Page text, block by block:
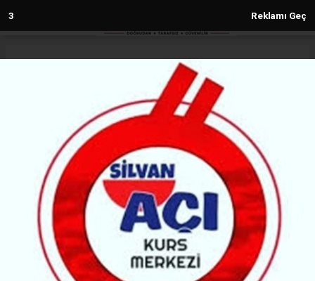
2 Reklamı Geç
İHD ve Bölge barolarından BM'ye
acil çağrı
GÜNDEM
(MH) - MALABADİ HABER | 21.01.2026 - 21:31, Güncelleme: 21.01.2026 - 21:31
57057+ kez okundu.
İHD ve Bölge Baroları, Rojava'ya yönelik saldırılarda
işlenen savaş ve insanlığa karşı suçların
araştırılarak sorumluların yargılanması talebiyle